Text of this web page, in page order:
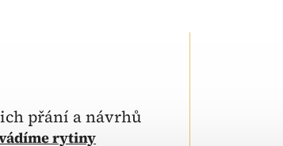
přání a návrhů
rytiny